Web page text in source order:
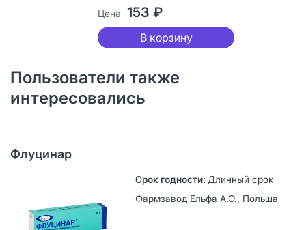
Цена 153 ₽
В корзину
Пользователи также
интересовались
Флуцинар
Длинный срок
Фармзавод Ельфа А.О., Польша